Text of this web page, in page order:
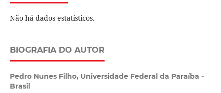
Não há dados estatísticos.
BIOGRAFIA DO AUTOR
Pedro Nunes Filho, Universidade Federal da Paraíba -
Brasil